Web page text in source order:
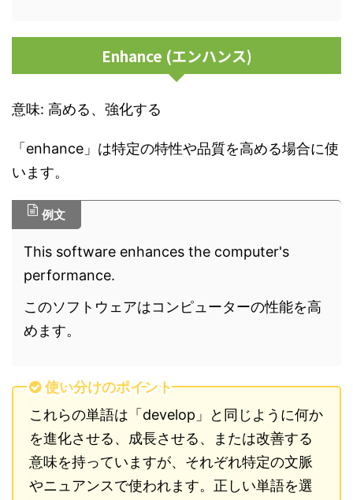
Enhance (エンハンス)
意味: 高める、強化する
「enhance」は特定の特性や品質を高める場合に使
います。
例文
This software enhances the computer's
performance.
このソフトウェアはコンピューターの性能を高
めます。
使い分けのポイント
これらの単語は「develop」と同じように何か
を進化させる、成長させる、または改善する
意味を持っていますが、それぞれ特定の文脈
やニュアンスで使われます。正しい単語を選